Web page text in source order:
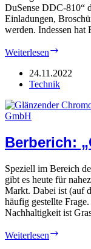
DuSense DDC-810“
Einladungen,
werden. Indessen
Weiterlesen
Tiefe
mit
Spot-
24.11.2022
Technik
Berberich:
Speziell im Bereich
gibt es heute für
Markt. Dabei ist (auf
häufig gestellte
Nachhaltigkeit ist
Weiterlesen